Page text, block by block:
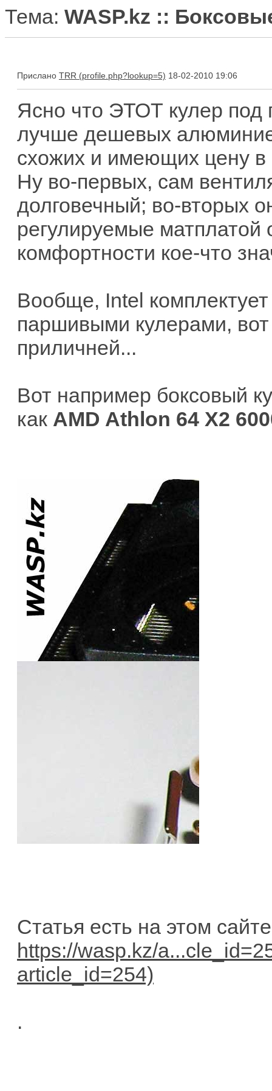
Тема: WASP.kz ::
Прислано TRR 18-02-2010 19:06
Ясно что ЭТОТ кулер под
лучше дешевых
схожих и имеющих цену в
Ну во-первых, сам
долговечный; во-вторых
регулируемые матплатой
комфортности кое-что
Вообще, Intel
паршивыми кулерами, вот
приличней...
Вот например боксовый
как AMD Athlon 64 X2
Статья есть на этом
https://wasp.kz/
.